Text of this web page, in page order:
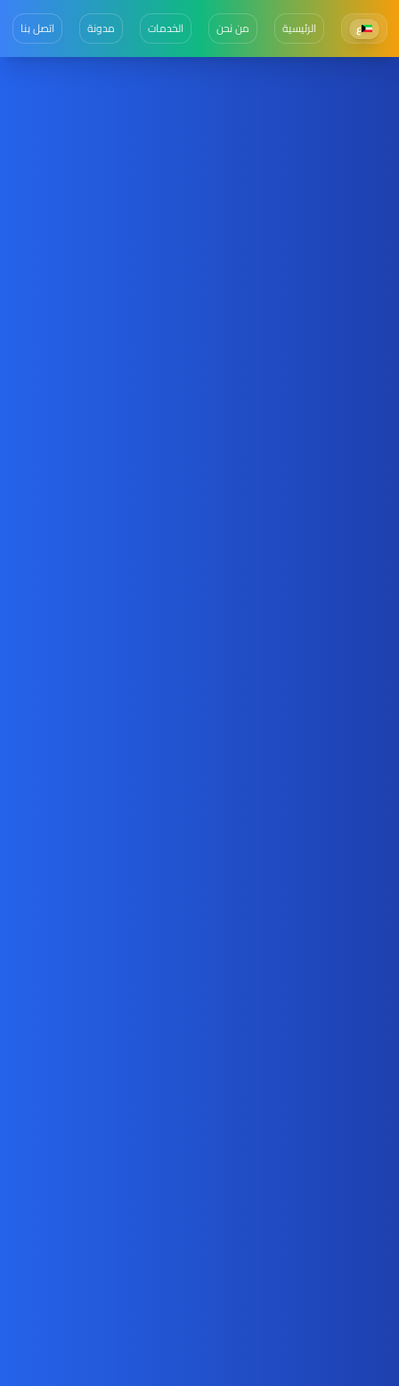
ع الرئيسية من نحن الخدمات مدونة اتصل بنا